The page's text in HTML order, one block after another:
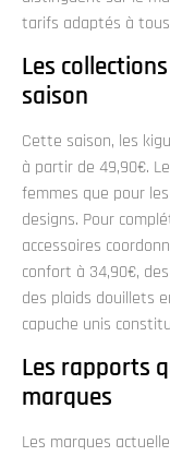
tarifs adaptés à
Les
saison
Cette saison, les
à partir de 49,90€.
femmes que pour
designs. Pour
accessoires
confort à 34,90€,
des plaids douillets
capuche unis
Les rapports
marques
Les marques